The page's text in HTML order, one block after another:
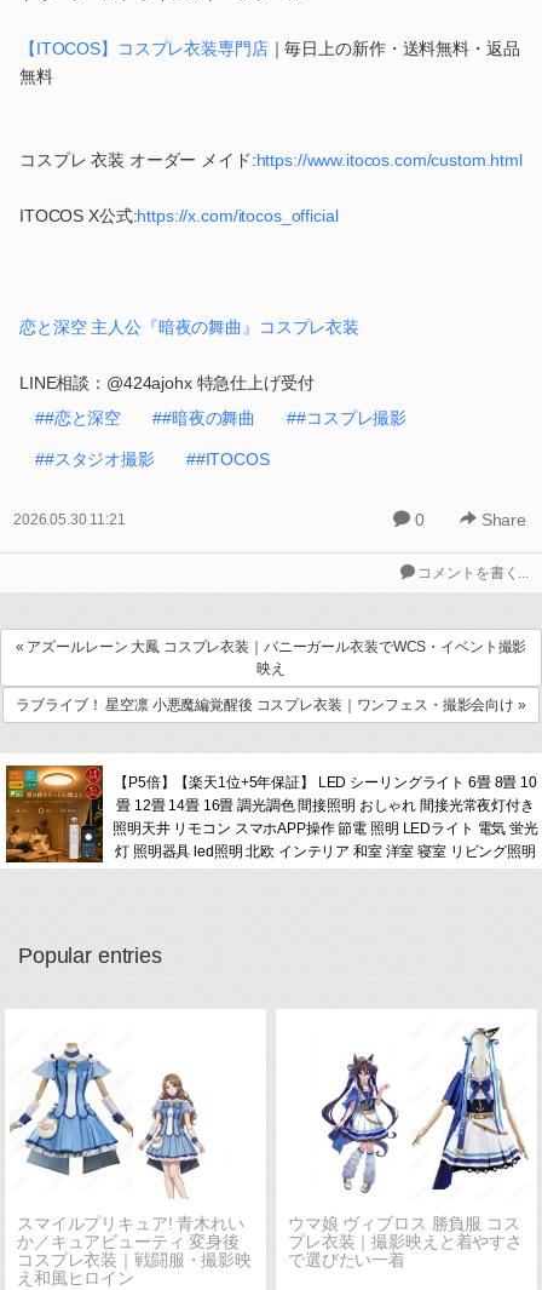
【ITOCOS】コスプレ衣装専門店｜毎日上の新作・送料無料・返品
無料
コスプレ 衣装 オーダー メイド:https://www.itocos.com/custom.html
ITOCOS X公式:https://x.com/itocos_official
恋と深空 主人公『暗夜の舞曲』コスプレ衣装
LINE相談：@424ajohx 特急仕上げ受付
##恋と深空
##暗夜の舞曲 ##コスプレ撮影
##スタジオ撮影 ##ITOCOS
2026.05.30 11:21 0 Share
コメントを書く...
« アズールレーン 大鳳 コスプレ衣装｜バニーガール衣装でWCS・イベント撮影
映え
ラブライブ！ 星空凛 小悪魔編覚醒後 コスプレ衣装｜ワンフェス・撮影会向け »
【P5倍】【楽天1位+5年保証】 LED シーリングライト 6畳 8畳 10
畳 12畳 14畳 16畳 調光調色 間接照明 おしゃれ 間接光常夜灯付き
照明天井 リモコン スマホAPP操作 節電 照明 LEDライト 電気 蛍光
灯 照明器具 led照明 北欧 インテリア 和室 洋室 寝室 リビング照明
Popular entries
スマイルプリキュア! 青木れい
か／キュアビューティ 変身後
コスプレ衣装｜戦闘服・撮影映
え和風ヒロイン
ウマ娘 ヴィブロス 勝負服 コス
プレ衣装｜撮影映えと着やすさ
で選びたい一着